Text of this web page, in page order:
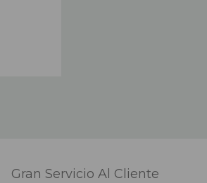
Gran Servicio Al Cliente